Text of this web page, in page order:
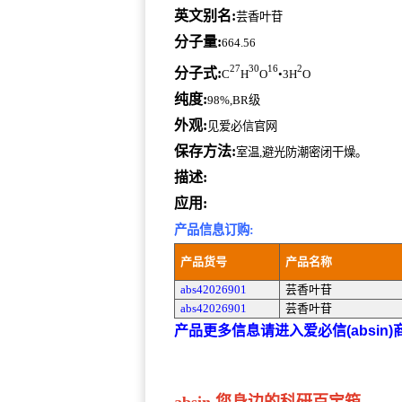
英文别名:芸香叶苷
分子量:664.56
分子式:C27H30O16•3H2O
纯度:98%,BR级
外观: 见爱必信官网
保存方法:室温,避光防潮密闭干燥。
描述:
应用:
产品信息订购:
产品货号 产品名称
abs42026901
芸香叶苷
abs42026901
芸香叶苷
产品更多信息请进入爱必信(absin)